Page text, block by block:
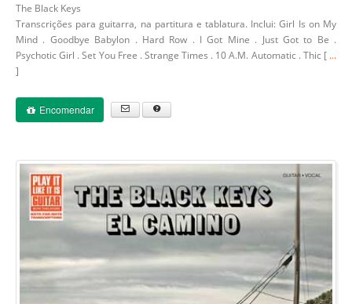
The Black Keys
Transcrições para guitarra, na partitura e tablatura. Inclui: Girl Is on My
Mind . Goodbye Babylon . Hard Row . I Got Mine . Just Got to Be .
Psychotic Girl . Set You Free . Strange Times . 10 A.M. Automatic . Thic [ ...
]
Encomendar